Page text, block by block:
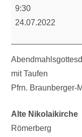
9:30
24.07.2022
mit Taufen
Pfrn. Braunberger-
Alte Nikolaikirche
Römerberg